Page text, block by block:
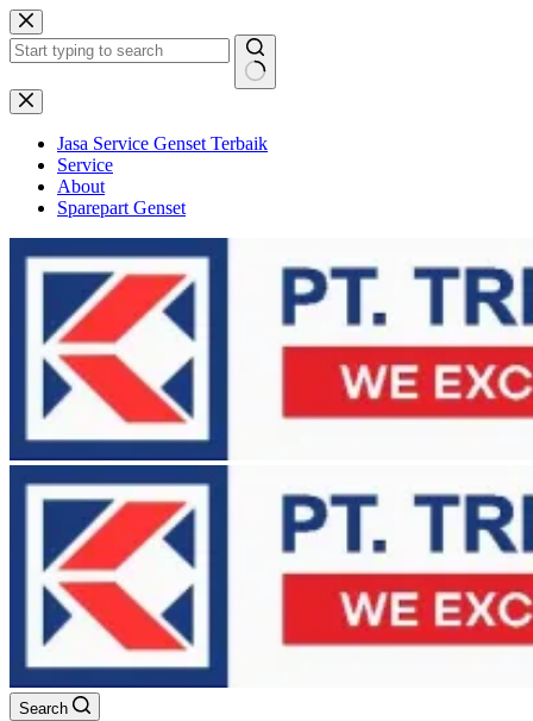
Skip
to
content
No
results
Jasa Service Genset Terbaik
Service
About
Sparepart Genset
Search